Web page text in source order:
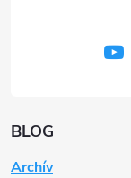
BLOG
Archív